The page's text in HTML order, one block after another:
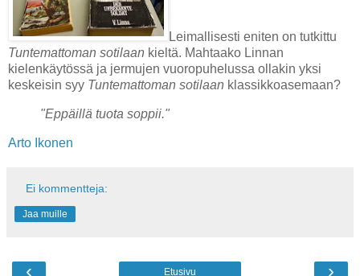
Leimallisesti eniten on tutkittu
Tuntemattoman sotilaan kieltä. Mahtaako Linnan
kielenkäytössä ja jermujen vuoropuhelussa ollakin yksi
keskeisin syy Tuntemattoman sotilaan klassikkoasemaan?
"Eppäillä tuota soppii."
Arto Ikonen
Ei kommentteja:
Jaa muille
‹ ›
Etusivu